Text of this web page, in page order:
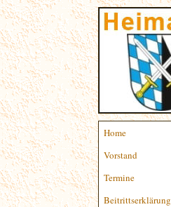
Home
Vorstand
Termine
Beitrittserklärung